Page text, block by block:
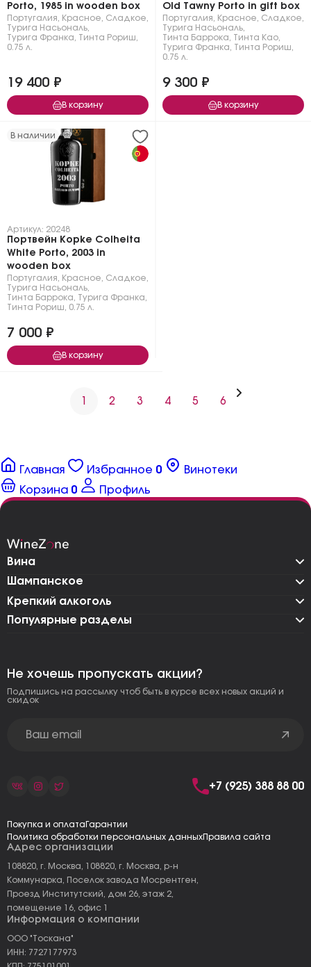
Porto, 1985 in wooden box
Португалия Красное Сладкое
Турига Насьональ
Турига Франка
Тинта Рориш
0.75 л.
19 400 ₽
В корзину
Old Tawny Porto in gift box
Португалия Красное Сладкое
Турига Насьональ
Тинта Баррока
Тинта Као
Турига Франка
Тинта Рориш
0.75 л.
9 300 ₽
В корзину
В наличии
Артикул: 20248
Портвейн Kopke Colheita
White Porto, 2003 in
wooden box
Португалия Красное Сладкое
Турига Насьональ
Тинта Баррока
Турига Франка
Тинта Рориш
0.75 л.
7 000 ₽
В корзину
1 2 3 4 5 6
Главная Избранное 0
Винотеки
Корзина 0 Профиль
Вина
Шампанское
Крепкий алкоголь
Популярные разделы
Адрес организации
108820, г. Москва, 108820, г. Москва, р-н
Коммунарка, Поселок завода Мосрентген,
Проезд Институтский, дом 26, этаж 2,
помещение 16, офис 1
Информация о компании
ООО "Тоскана"
ИНН: 7727177973
Не хочешь пропускать акции?
Подпишись на рассылку чтоб быть в курсе всех новых акций и
скидок
+7 (925) 388 88 00
Покупка и оплата Гарантии
Политика обработки персональных данныхПравила сайта